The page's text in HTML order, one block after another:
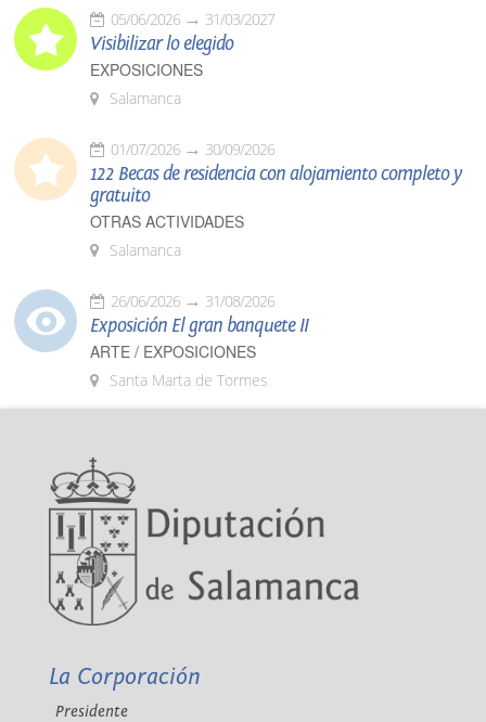
05/06/2026 31/03/2027
Visibilizar lo elegido
EXPOSICIONES
Salamanca
01/07/2026 30/09/2026
122 Becas de residencia con alojamiento completo y
gratuito
OTRAS ACTIVIDADES
Salamanca
26/06/2026 31/08/2026
Exposición El gran banquete II
ARTE / EXPOSICIONES
Santa Marta de Tormes
La Corporación
Presidente